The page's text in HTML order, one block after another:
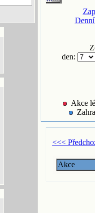
den:
Akce
<<<
Akce